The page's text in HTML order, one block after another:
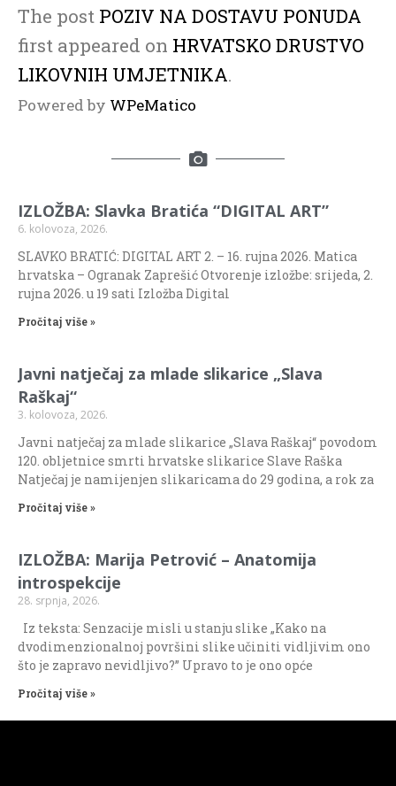
The post POZIV NA DOSTAVU PONUDA
first appeared on HRVATSKO DRUSTVO
LIKOVNIH UMJETNIKA.
Powered by WPeMatico
IZLOŽBA: Slavka Bratića “DIGITAL ART”
6. kolovoza, 2026.
SLAVKO BRATIĆ: DIGITAL ART 2. – 16. rujna 2026. Matica
hrvatska – Ogranak Zaprešić Otvorenje izložbe: srijeda, 2.
rujna 2026. u 19 sati Izložba Digital
Pročitaj više »
Javni natječaj za mlade slikarice „Slava
Raškaj“
3. kolovoza, 2026.
Javni natječaj za mlade slikarice „Slava Raškaj“ povodom
120. obljetnice smrti hrvatske slikarice Slave Raška
Natječaj je namijenjen slikaricama do 29 godina, a rok za
Pročitaj više »
IZLOŽBA: Marija Petrović – Anatomija
introspekcije
28. srpnja, 2026.
Iz teksta: Senzacije misli u stanju slike „Kako na
dvodimenzionalnoj površini slike učiniti vidljivim ono
što je zapravo nevidljivo?” Upravo to je ono opće
Pročitaj više »